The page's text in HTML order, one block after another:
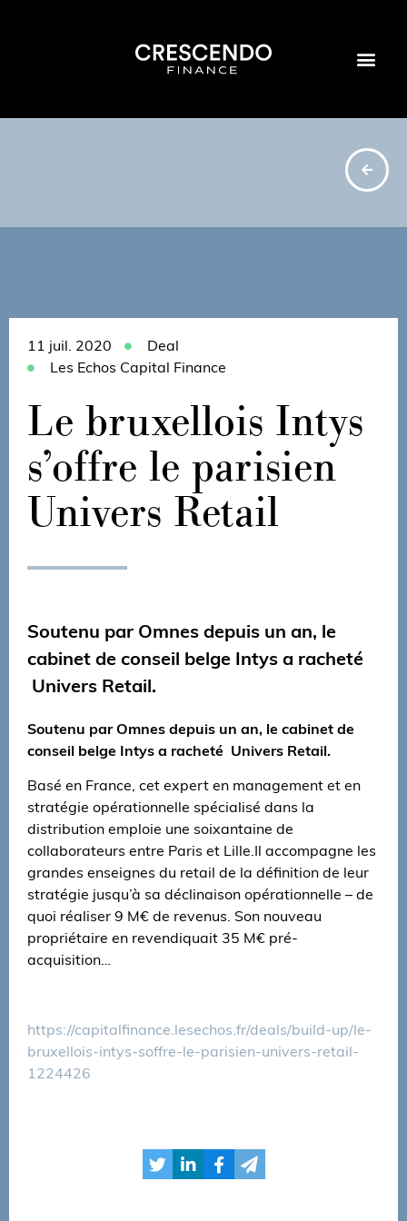
11 juil. 2020
Deal
Les Echos Capital Finance
Le bruxellois Intys
s’offre le parisien
Univers Retail
Soutenu par Omnes depuis un an, le
cabinet de conseil belge Intys a racheté
Univers Retail.
Soutenu par Omnes depuis un an, le cabinet de
conseil belge Intys a racheté Univers Retail.
Basé en France, cet expert en management et en
stratégie opérationnelle spécialisé dans la
distribution emploie une soixantaine de
collaborateurs entre Paris et Lille.Il accompagne les
grandes enseignes du retail de la définition de leur
stratégie jusqu’à sa déclinaison opérationnelle – de
quoi réaliser 9 M€ de revenus. Son nouveau
propriétaire en revendiquait 35 M€ pré-
acquisition…
https://capitalfinance.lesechos.fr/deals/build-up/le-
bruxellois-intys-soffre-le-parisien-univers-retail-
1224426